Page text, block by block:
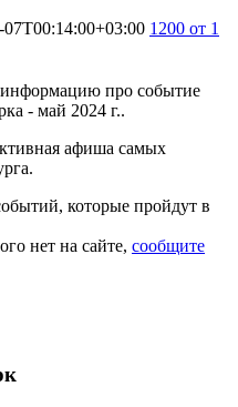
07T00:14:00+03:00 1200 от 1
про событие
- май 2024 г..
афиша самых
которые пройдут в
нет на сайте, сообщите